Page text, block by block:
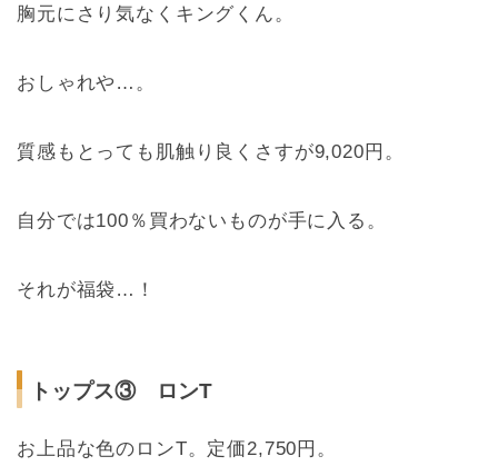
胸元にさり気なくキングくん。
おしゃれや…。
質感もとっても肌触り良くさすが9,020円。
自分では100％買わないものが手に入る。
それが福袋…！
トップス③ ロンT
お上品な色のロンT。定価2,750円。